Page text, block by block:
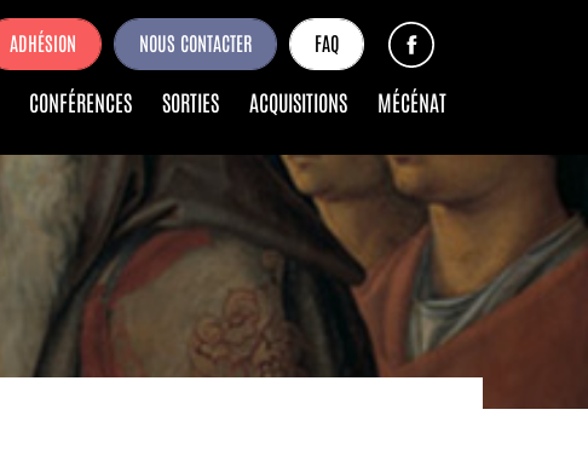
ADHÉSION NOUS CONTACTER FAQ
CONFÉRENCES SORTIES ACQUISITIONS MÉCÉNAT